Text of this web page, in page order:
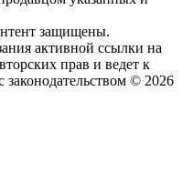
защищены.
активной ссылки на
прав и ведет к
законодательством © 2026